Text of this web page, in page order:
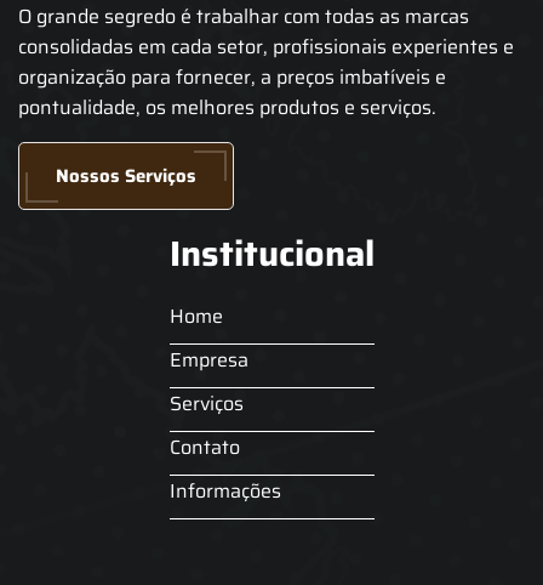
O grande segredo é trabalhar com todas as marcas
consolidadas em cada setor, profissionais experientes e
organização para fornecer, a preços imbatíveis e
pontualidade, os melhores produtos e serviços.
Nossos Serviços
Institucional
Home
Empresa
Serviços
Contato
Informações